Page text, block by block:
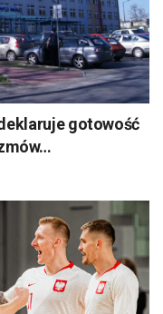
gotowość